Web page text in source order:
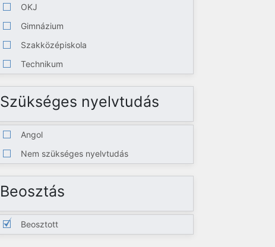
OKJ
Gimnázium
Szakközépiskola
Technikum
Szükséges nyelvtudás
Angol
Nem szükséges nyelvtudás
Beosztás
Beosztott